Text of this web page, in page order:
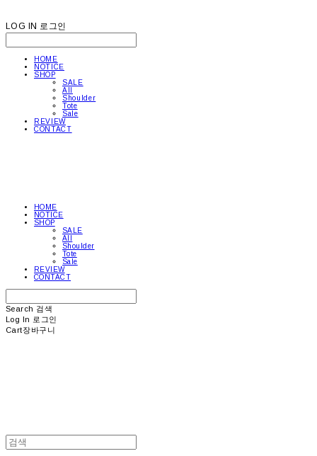
LOG IN 로그인
HOME
NOTICE
SHOP
SALE
All
Shoulder
Tote
Sale
REVIEW
CONTACT
HOME
NOTICE
SHOP
SALE
All
Shoulder
Tote
Sale
REVIEW
CONTACT
Search 검색
Log In 로그인
Cart장바구니